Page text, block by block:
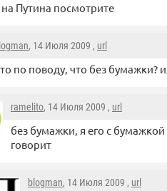
Путина посмотрите
, 14 Июля 2009 , url
по поводу, что без бумажки?
ramelito, 14 Июля 2009 , url
без бумажки, я его с
говорит
blogman, 14 Июля 2009 , url